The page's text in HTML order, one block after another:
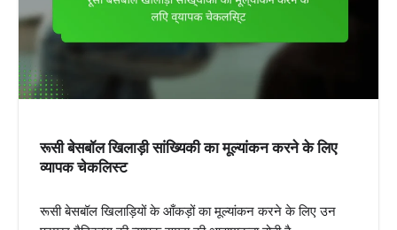
a
i
o
रूसी बेसबॉल खिलाड़ी सांख्यिकी का मूल्यांकन करने के लिए
व्यापक चेकलिस्ट
रूसी बेसबॉल खिलाड़ियों के आँकड़ों का मूल्यांकन करने के लिए उन